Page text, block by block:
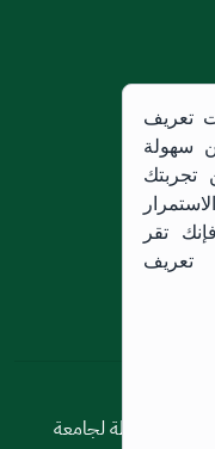
© 2026 جميع الحقوق محفوظة لجامعة
تعريف
سهولة
تجربتك
تقر
تعريف